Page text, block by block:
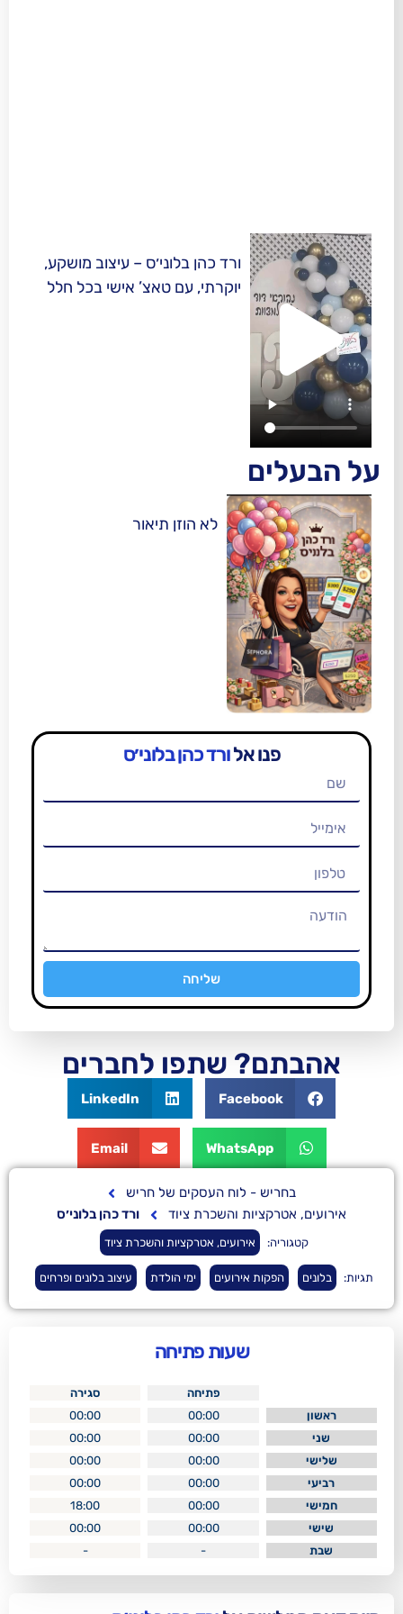
‏ורד כהן בלוני׳ס – עיצוב מושקע,
יוקרתי, עם טאצ’ אישי בכל חלל
לא הוזן תיאור
פנו אל ורד כהן בלוני׳ס
שתפו לחברים
LinkedIn
Email
- לוח העסקים של חריש
והשכרת ציוד
ורד כהן בלוני׳ס
אירועים, אטרקציות והשכרת ציוד
הפקות אירועים ימי הולדת עיצוב בלונים ופרחים
סגירה
00:00
00:00
00:00
00:00
00:00
00:00
00:00
00:00
00:00
18:00
00:00
00:00
-
-